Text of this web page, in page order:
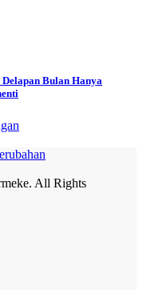
Bulan Hanya
All Rights